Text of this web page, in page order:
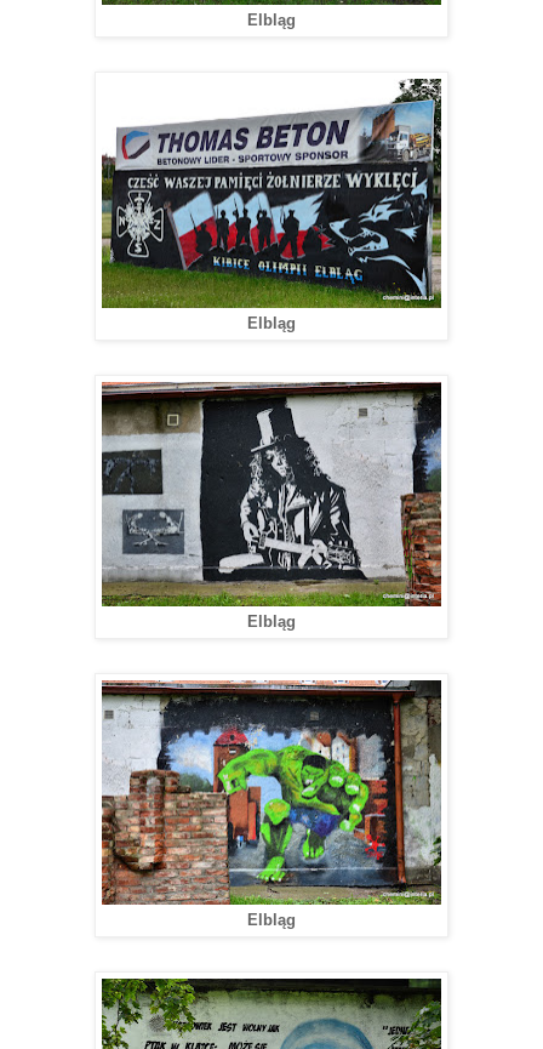
Elbląg
Elbląg
Elbląg
Elbląg